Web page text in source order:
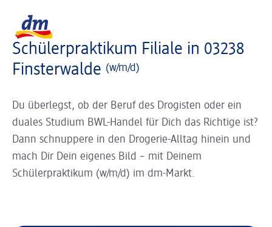
Schülerpraktikum Filiale in 03238
Finsterwalde (w/m/d)
Du überlegst, ob der Beruf des Drogisten oder ein
duales Studium BWL-Handel für Dich das Richtige ist?
Dann schnuppere in den Drogerie-Alltag hinein und
mach Dir Dein eigenes Bild – mit Deinem
Schülerpraktikum (w/m/d) im dm-Markt.